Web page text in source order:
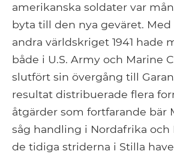
amerikanska soldater var
byta till den nya geväret. Med
andra världskriget 1941 hade
både i U.S. Army och Marine
slutfört sin övergång till
resultat distribuerade flera
åtgärder som fortfarande bär
såg handling i Nordafrika och
de tidiga striderna i Stilla